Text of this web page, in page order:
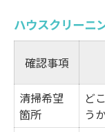
ハウスクリーニ
確認事項
清掃希望
箇所
ど
う